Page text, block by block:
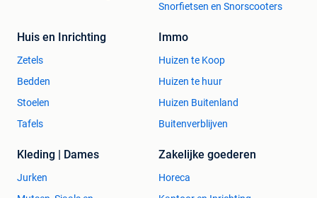
Snorfietsen en Snorscooters
Huis en Inrichting
Zetels
Bedden
Stoelen
Tafels
Immo
Huizen te Koop
Huizen te huur
Huizen Buitenland
Buitenverblijven
Kleding | Dames
Jurken
Zakelijke goederen
Horeca